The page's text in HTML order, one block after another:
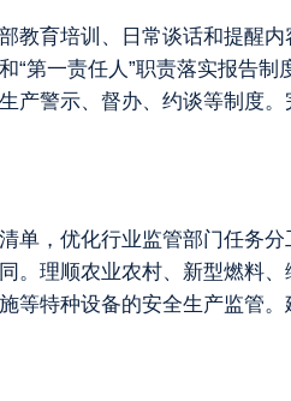
育培训、日常谈话和提醒内
第一责任人”职责落实报告制
产警示、督办、约谈等制度。
，优化行业监管部门任务分
。理顺农业农村、新型燃料、
等特种设备的安全生产监管。